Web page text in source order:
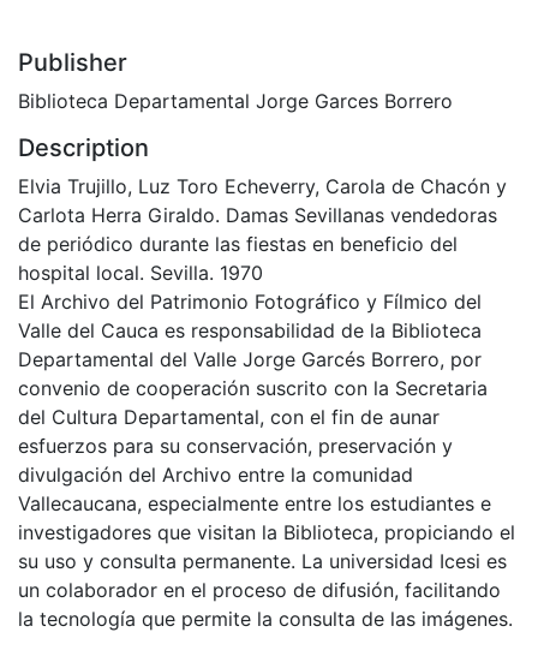
Publisher
Biblioteca Departamental Jorge Garces Borrero
Description
Elvia Trujillo, Luz Toro Echeverry, Carola de Chacón y
Carlota Herra Giraldo. Damas Sevillanas vendedoras
de periódico durante las fiestas en beneficio del
hospital local. Sevilla. 1970
El Archivo del Patrimonio Fotográfico y Fílmico del
Valle del Cauca es responsabilidad de la Biblioteca
Departamental del Valle Jorge Garcés Borrero, por
convenio de cooperación suscrito con la Secretaria
del Cultura Departamental, con el fin de aunar
esfuerzos para su conservación, preservación y
divulgación del Archivo entre la comunidad
Vallecaucana, especialmente entre los estudiantes e
investigadores que visitan la Biblioteca, propiciando el
su uso y consulta permanente. La universidad Icesi es
un colaborador en el proceso de difusión, facilitando
la tecnología que permite la consulta de las imágenes.